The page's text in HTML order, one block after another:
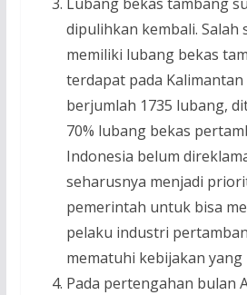
dipulihkan kembali. Salah
memiliki lubang bekas
terdapat pada
berjumlah 1735 lubang,
70% lubang bekas
Indonesia belum
seharusnya menjadi
pemerintah untuk bisa
pelaku industri
mematuhi kebijakan yang
Pada pertengahan bulan